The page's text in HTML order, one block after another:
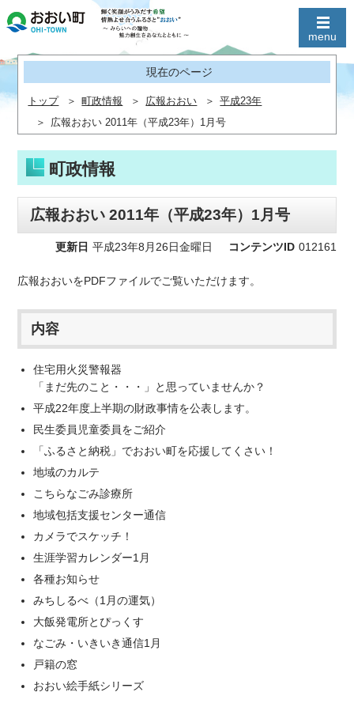
現在のページ
トップ 町政情報 広報おおい
平成23年
広報おおい 2011年（平成23年）1月号
町政情報
広報おおい 2011年（平成23年）1月号
更新日 平成23年8月26日金曜日 コンテンツID 012161
広報おおいをPDFファイルでご覧いただけます。
内容
住宅用火災警報器
「まだ先のこと・・・」と思っていませんか？
平成22年度上半期の財政事情を公表します。
民生委員児童委員をご紹介
「ふるさと納税」でおおい町を応援してくさい！
地域のカルテ
こちらなごみ診療所
地域包括支援センター通信
カメラでスケッチ！
生涯学習カレンダー1月
各種お知らせ
みちしるべ（1月の運気）
大飯発電所とぴっくす
なごみ・いきいき通信1月
戸籍の窓
おおい絵手紙シリーズ